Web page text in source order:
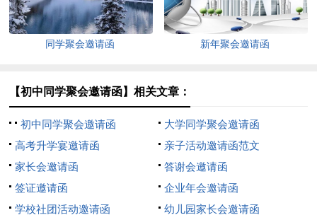
同学聚会邀请函 新年聚会邀请函
【初中同学聚会邀请函】相关文章：
初中同学聚会邀请函
大学同学聚会邀请函
高考升学宴邀请函
亲子活动邀请函范文
家长会邀请函
答谢会邀请函
签证邀请函
企业年会邀请函
学校社团活动邀请函
幼儿园家长会邀请函